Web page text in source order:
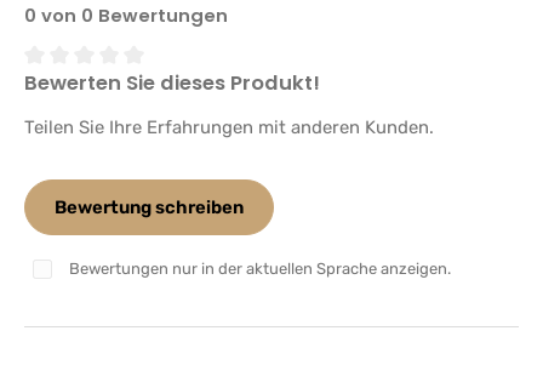
0 von 0 Bewertungen
Durchschnittliche Bewertung von 0 von 5 Sternen
Bewerten Sie dieses Produkt!
Teilen Sie Ihre Erfahrungen mit anderen Kunden.
Bewertung schreiben
Bewertungen nur in der aktuellen Sprache anzeigen.